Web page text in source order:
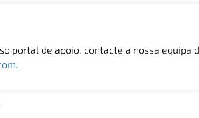
portal de apoio, contacte a nossa equipa